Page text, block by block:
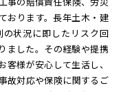
おります。長年土木・建
状況に即したリスク回
ました。その経験や提携
客様が安心して生活し、
故対応や保険に関するご